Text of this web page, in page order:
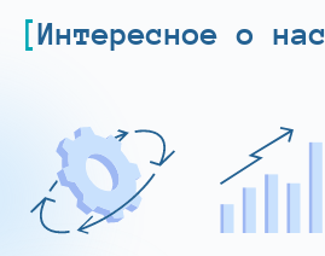
Интересное о нас